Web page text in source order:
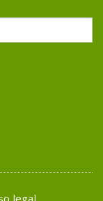
legal